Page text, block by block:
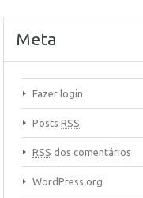
Meta
Fazer login
Posts RSS
RSS dos comentários
WordPress.org